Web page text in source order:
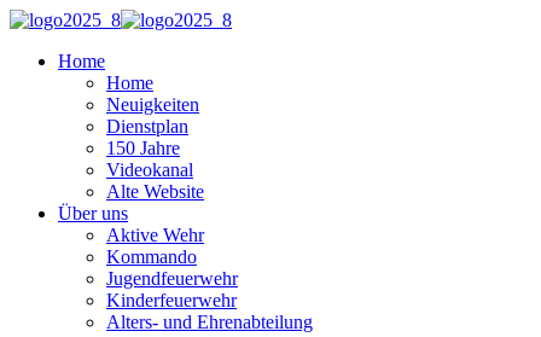
Home
Home
Neuigkeiten
Dienstplan
150 Jahre
Videokanal
Alte Website
Über uns
Aktive Wehr
Kommando
Jugendfeuerwehr
Kinderfeuerwehr
Alters- und Ehrenabteilung